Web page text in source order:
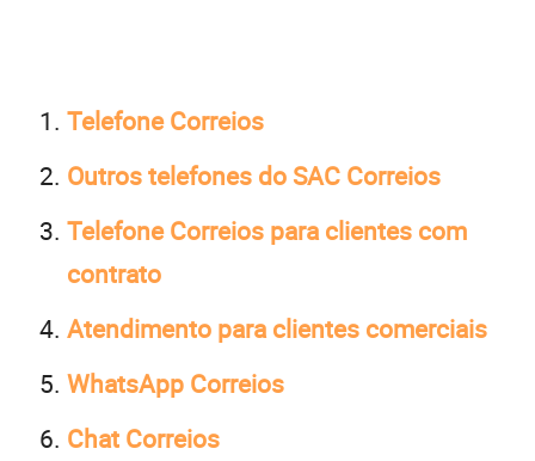
Telefone Correios
Outros telefones do SAC Correios
Telefone Correios para clientes com
contrato
Atendimento para clientes comerciais
WhatsApp Correios
Chat Correios